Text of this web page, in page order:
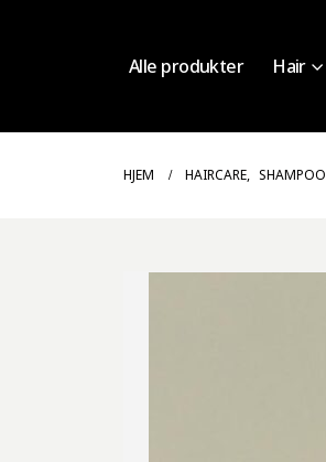
Alle produkter Hair
HJEM HAIRCARE, SHAMPOO